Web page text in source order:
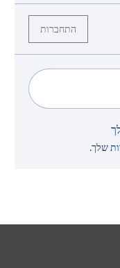
התחברות
שלך.